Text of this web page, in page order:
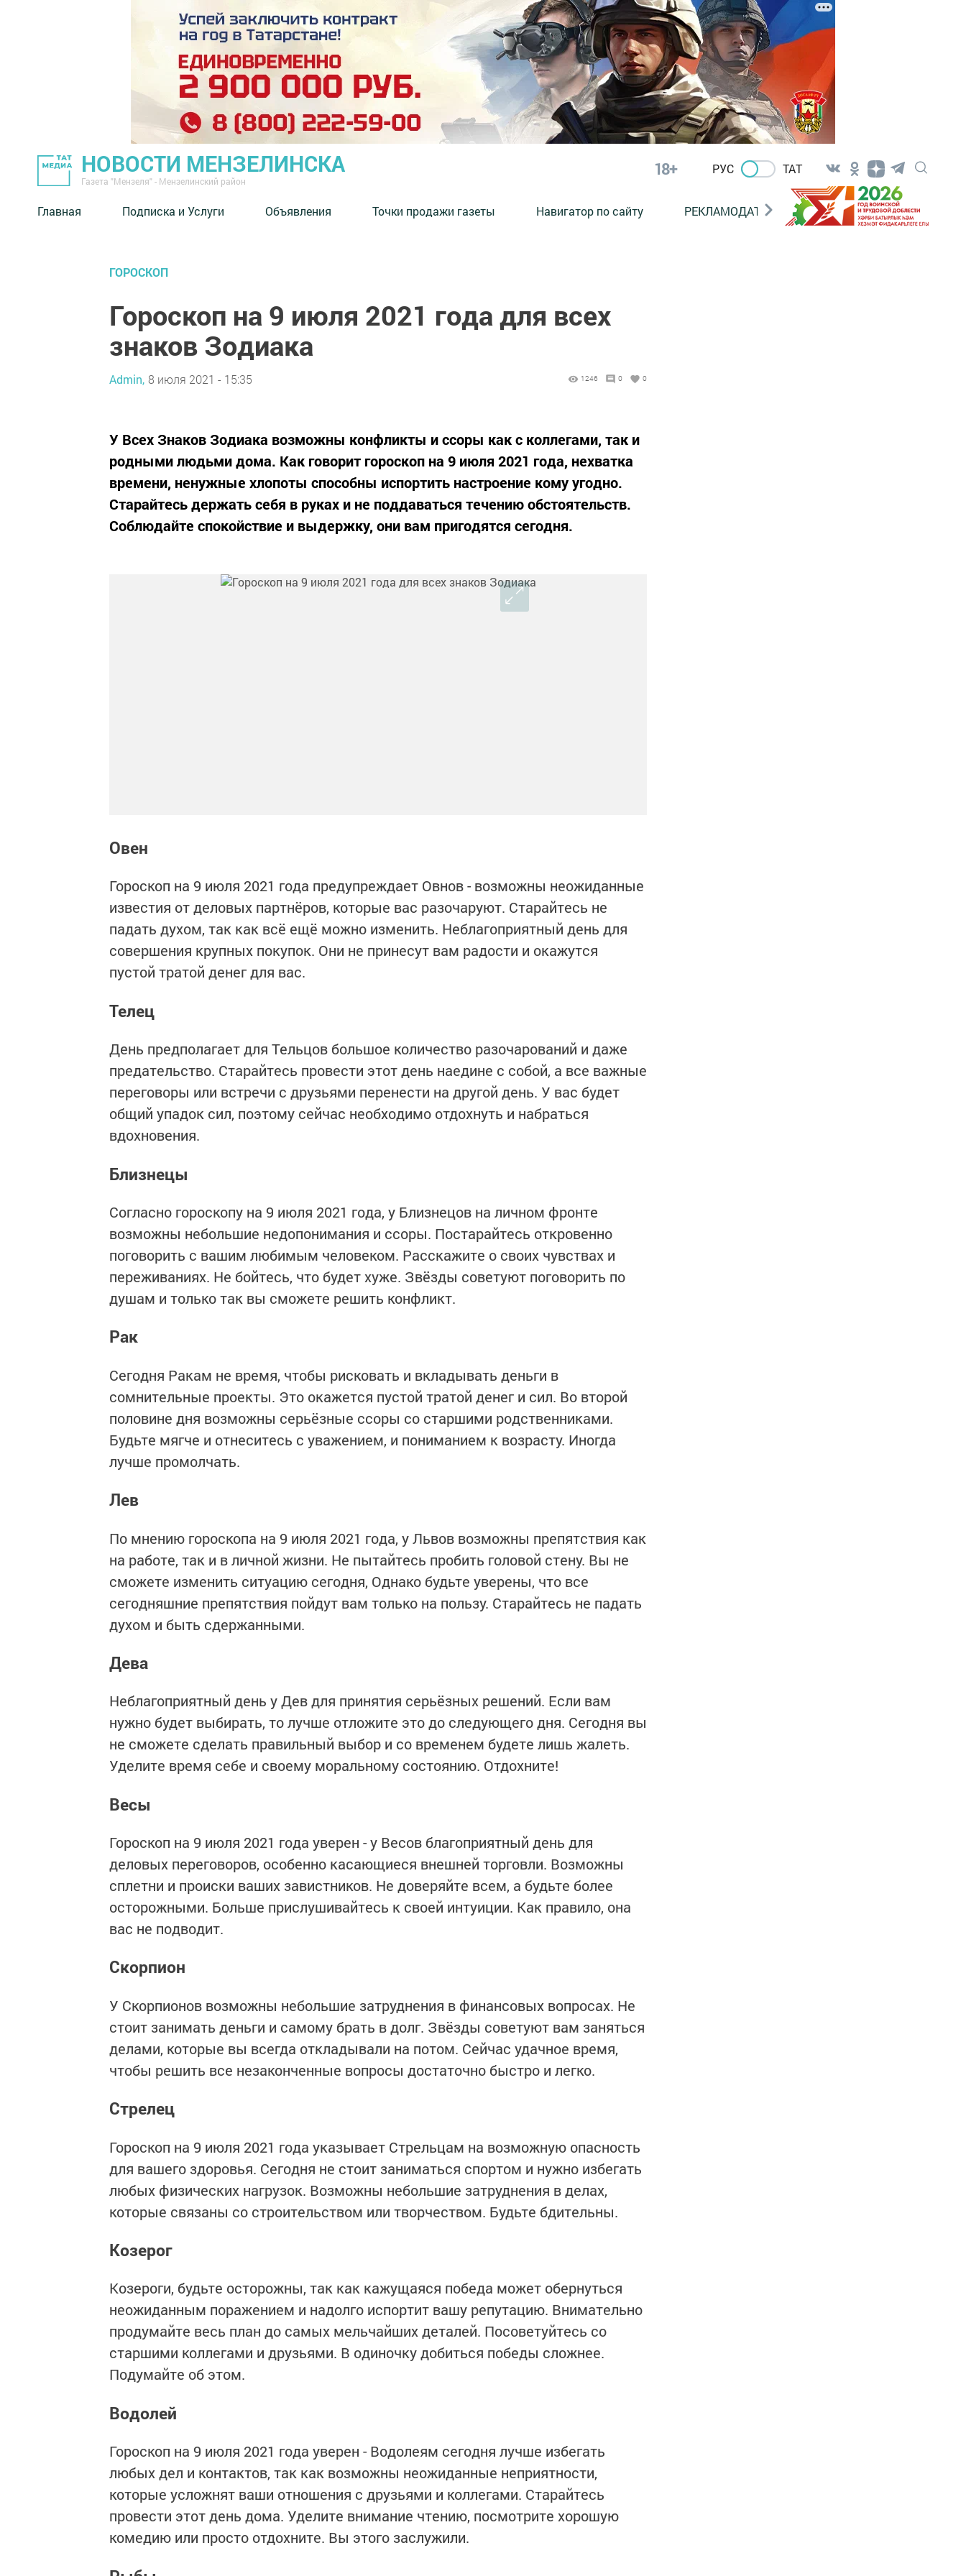
НОВОСТИ МЕНЗЕЛИНСКА
Газета "Мензеля" - Мензелинский район
18+ РУС ТАТ
Главная Подписка и Услуги Объявления Точки продажи газеты Навигатор по сайту РЕКЛАМОДАТЕЛЯМ
ГОРОСКОП
Гороскоп на 9 июля 2021 года для всех
знаков Зодиака
Admin, 8 июля 2021 - 15:35 1246 0 0
У Всех Знаков Зодиака возможны конфликты и ссоры как с коллегами, так и
родными людьми дома. Как говорит гороскоп на 9 июля 2021 года, нехватка
времени, ненужные хлопоты способны испортить настроение кому угодно.
Старайтесь держать себя в руках и не поддаваться течению обстоятельств.
Соблюдайте спокойствие и выдержку, они вам пригодятся сегодня.
Овен
Гороскоп на 9 июля 2021 года предупреждает Овнов - возможны неожиданные
известия от деловых партнёров, которые вас разочаруют. Старайтесь не
падать духом, так как всё ещё можно изменить. Неблагоприятный день для
совершения крупных покупок. Они не принесут вам радости и окажутся
пустой тратой денег для вас.
Телец
День предполагает для Тельцов большое количество разочарований и даже
предательство. Старайтесь провести этот день наедине с собой, а все важные
переговоры или встречи с друзьями перенести на другой день. У вас будет
общий упадок сил, поэтому сейчас необходимо отдохнуть и набраться
вдохновения.
Близнецы
Согласно гороскопу на 9 июля 2021 года, у Близнецов на личном фронте
возможны небольшие недопонимания и ссоры. Постарайтесь откровенно
поговорить с вашим любимым человеком. Расскажите о своих чувствах и
переживаниях. Не бойтесь, что будет хуже. Звёзды советуют поговорить по
душам и только так вы сможете решить конфликт.
Рак
Сегодня Ракам не время, чтобы рисковать и вкладывать деньги в
сомнительные проекты. Это окажется пустой тратой денег и сил. Во второй
половине дня возможны серьёзные ссоры со старшими родственниками.
Будьте мягче и отнеситесь с уважением, и пониманием к возрасту. Иногда
лучше промолчать.
Лев
По мнению гороскопа на 9 июля 2021 года, у Львов возможны препятствия как
на работе, так и в личной жизни. Не пытайтесь пробить головой стену. Вы не
сможете изменить ситуацию сегодня, Однако будьте уверены, что все
сегодняшние препятствия пойдут вам только на пользу. Старайтесь не падать
духом и быть сдержанными.
Дева
Неблагоприятный день у Дев для принятия серьёзных решений. Если вам
нужно будет выбирать, то лучше отложите это до следующего дня. Сегодня вы
не сможете сделать правильный выбор и со временем будете лишь жалеть.
Уделите время себе и своему моральному состоянию. Отдохните!
Весы
Гороскоп на 9 июля 2021 года уверен - у Весов благоприятный день для
деловых переговоров, особенно касающиеся внешней торговли. Возможны
сплетни и происки ваших завистников. Не доверяйте всем, а будьте более
осторожными. Больше прислушивайтесь к своей интуиции. Как правило, она
вас не подводит.
Скорпион
У Скорпионов возможны небольшие затруднения в финансовых вопросах. Не
стоит занимать деньги и самому брать в долг. Звёзды советуют вам заняться
делами, которые вы всегда откладывали на потом. Сейчас удачное время,
чтобы решить все незаконченные вопросы достаточно быстро и легко.
Стрелец
Гороскоп на 9 июля 2021 года указывает Стрельцам на возможную опасность
для вашего здоровья. Сегодня не стоит заниматься спортом и нужно избегать
любых физических нагрузок. Возможны небольшие затруднения в делах,
которые связаны со строительством или творчеством. Будьте бдительны.
Козерог
Козероги, будьте осторожны, так как кажущаяся победа может обернуться
неожиданным поражением и надолго испортит вашу репутацию. Внимательно
продумайте весь план до самых мельчайших деталей. Посоветуйтесь со
старшими коллегами и друзьями. В одиночку добиться победы сложнее.
Подумайте об этом.
Водолей
Гороскоп на 9 июля 2021 года уверен - Водолеям сегодня лучше избегать
любых дел и контактов, так как возможны неожиданные неприятности,
которые усложнят ваши отношения с друзьями и коллегами. Старайтесь
провести этот день дома. Уделите внимание чтению, посмотрите хорошую
комедию или просто отдохните. Вы этого заслужили.